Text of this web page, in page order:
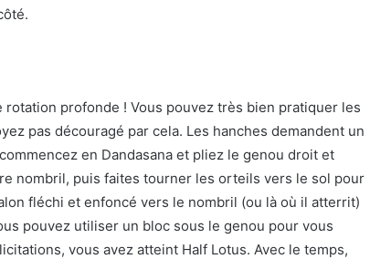
profonde ! Vous pouvez très bien pratiquer les
pas découragé par cela. Les hanches demandent un
en Dandasana et pliez le genou droit et
nombril, puis faites tourner les orteils vers le sol pour
fléchi et enfoncé vers le nombril (ou là où il atterrit)
pouvez utiliser un bloc sous le genou pour vous
vous avez atteint Half Lotus. Avec le temps,